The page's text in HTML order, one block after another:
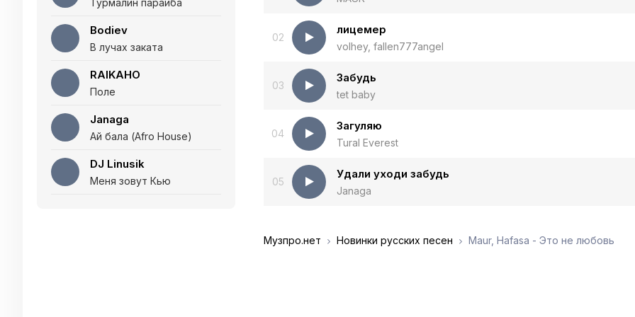
Турмалин параиба
Bodiev
В лучах заката
RAIKAHO
Поле
Janaga
Ай бала (Afro House)
DJ Linusik
Меня зовут Кью
02
лицемер
volhey, fallen777angel
03
Забудь
tet baby
04
Загуляю
Tural Everest
05
Удали уходи забудь
Janaga
Музпро.нет Новинки русских песен Maur, Hafasa - Это не любовь